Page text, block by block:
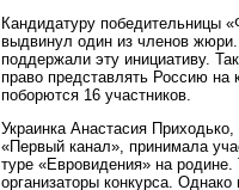
Кандидатуру победительницы
выдвинул один из членов
поддержали эту инициативу.
право представлять Россию на
поборются 16 участников.
Украинка Анастасия Приходько,
«Первый канал», принимала
туре «Евровидения» на родине.
организаторы конкурса. Однако